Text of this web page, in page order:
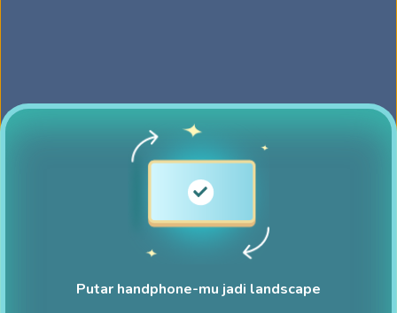
Putar handphone-mu jadi landscape